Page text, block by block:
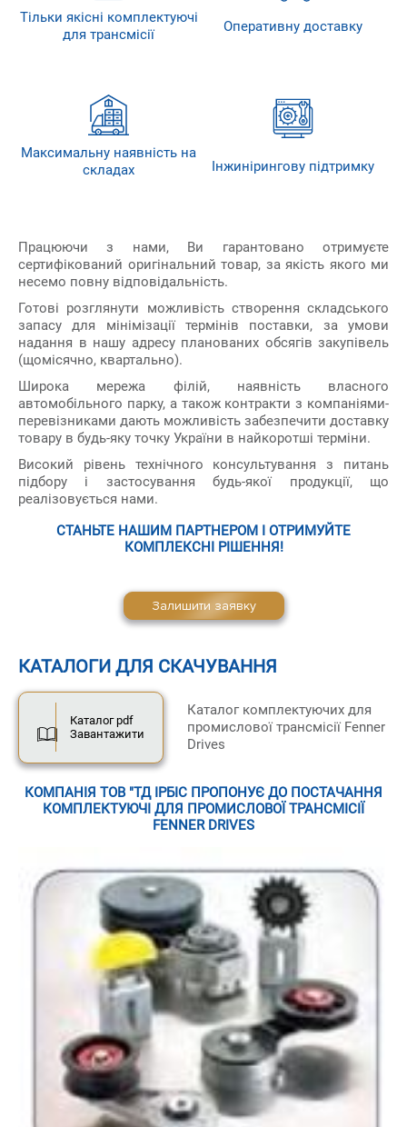
Тільки якісні комплектуючі
для трансмісії
Оперативну доставку
Максимальну наявність на
складах
Інжинірингову підтримку
Працюючи з нами, Ви гарантовано отримуєте
сертифікований оригінальний товар, за якість якого ми
несемо повну відповідальність.
Готові розглянути можливість створення складського
запасу для мінімізації термінів поставки, за умови
надання в нашу адресу планованих обсягів закупівель
(щомісячно, квартально).
Широка мережа філій, наявність власного
автомобільного парку, а також контракти з компаніями-
перевізниками дають можливість забезпечити доставку
товару в будь-яку точку України в найкоротші терміни.
Високий рівень технічного консультування з питань
підбору і застосування будь-якої продукції, що
реалізовується нами.
СТАНЬТЕ НАШИМ ПАРТНЕРОМ І ОТРИМУЙТЕ
КОМПЛЕКСНІ РІШЕННЯ!
Залишити заявку
КАТАЛОГИ ДЛЯ СКАЧУВАННЯ
Каталог pdf
Завантажити
Каталог комплектуючих для
промислової трансмісії Fenner
Drives
КОМПАНІЯ ТОВ "ТД ІРБІС ПРОПОНУЄ ДО ПОСТАЧАННЯ
КОМПЛЕКТУЮЧІ ДЛЯ ПРОМИСЛОВОЇ ТРАНСМІСІЇ
FENNER DRIVES